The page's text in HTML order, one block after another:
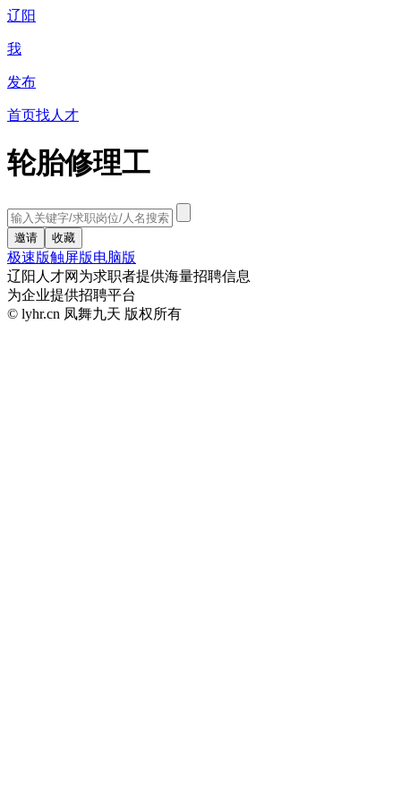
辽阳
我
发布
首页找人才
轮胎修理工
极速版触屏版电脑版
辽阳人才网为求职者提供海量招聘信息
为企业提供招聘平台
© lyhr.cn 凤舞九天 版权所有